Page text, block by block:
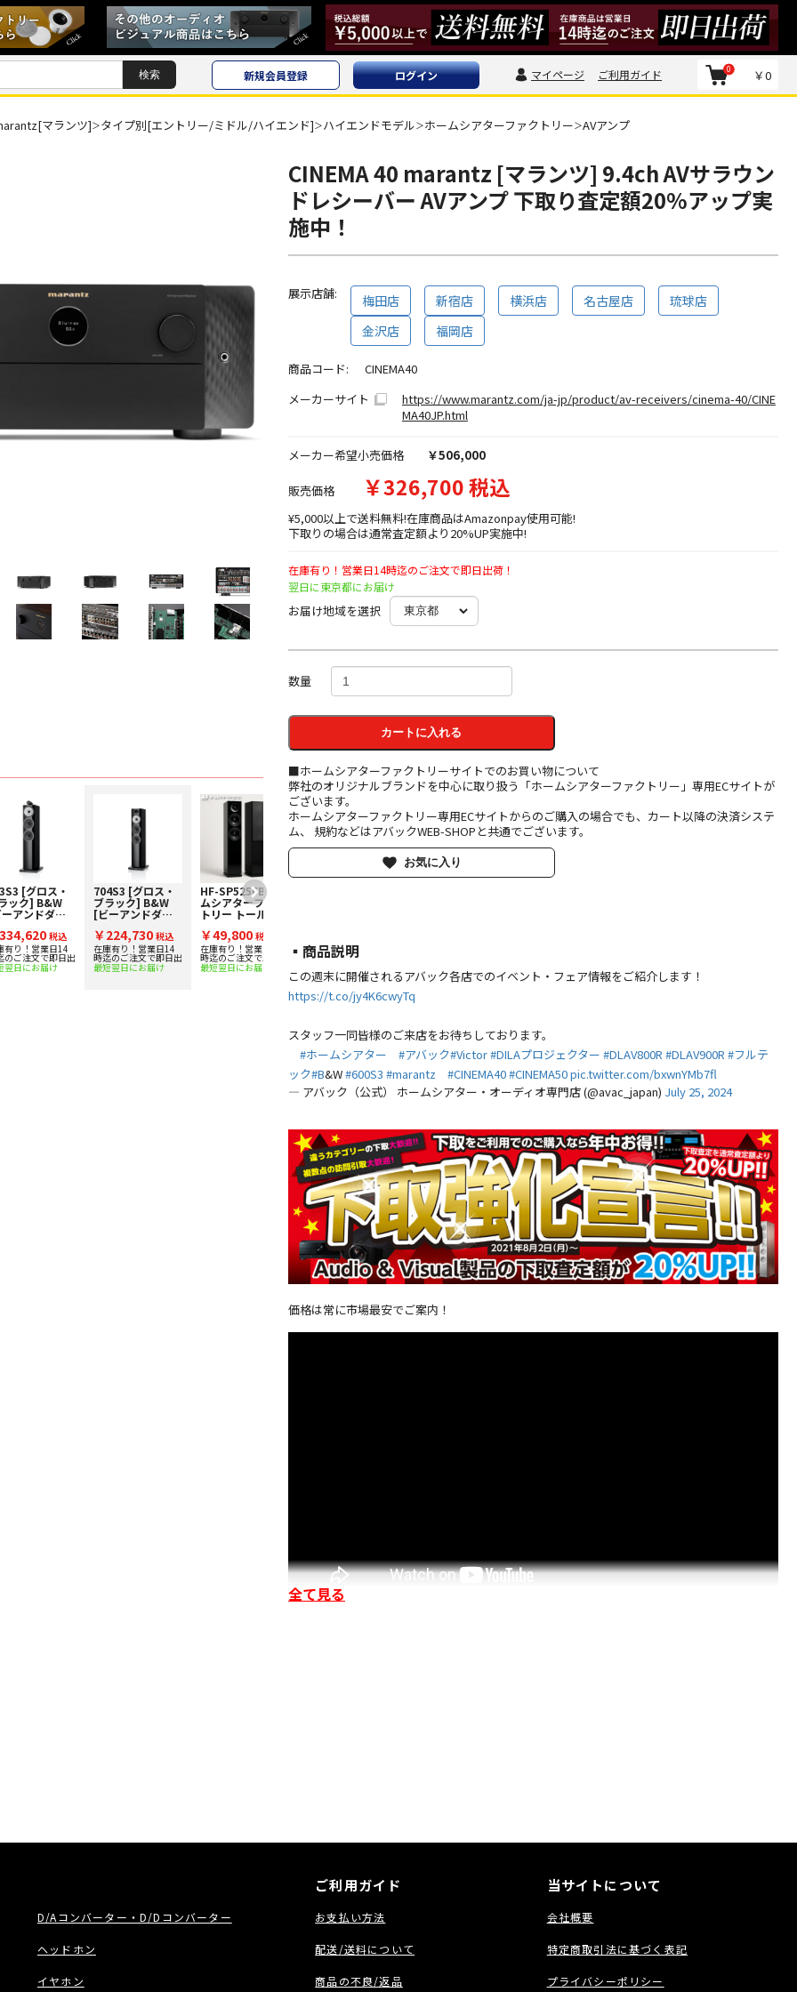
新規会員登録 ログイン マイページ ご利用ガイド ￥0
0
マランツ]＞タイプ別[エントリー/ミドル/ハイエンド]＞ハイエンドモデル＞ホームシアターファクトリー＞AVアンプ
[グロス・
ック] B&W
アンドダブ
ピーカー [1
下取り査定額
アップ実施
税込
有り！営業日14
のご注文で即日出
翌日にお届け
704S3 [グロス・
ブラック] B&W
[ビーアンドダブ
リュ] トールボー
イスピーカー [1
台] 下取り査定額
20%アップ実施
中！
￥224,730 税込
在庫有り！営業日14
時迄のご注文で即日出
最短翌日にお届け
HF-SP525FB ホー
ムシアターファク
トリー トールボー
台] 下取り査定額
20%アップ実施
中！
￥49,800 税込
在庫有り！営業日14
時迄のご注文で即日出
最短翌日にお届け
20%アップ実施
中！
在庫有り！営業日14
時迄のご注文で即日出
最短翌日にお届け 8K60p/4K120p/48Gbps
対応光ファイバー
HDMIケーブル
最短翌日にお届け 中！
CINEMA 40 marantz [マランツ] 9.4ch AVサラウン
ドレシーバー AVアンプ 下取り査定額20%アップ実
施中！
展示店舗: 梅田店 新宿店 横浜店 名古屋店
琉球店
金沢店
福岡店
商品コード:
CINEMA40
メーカーサイト
https://www.marantz.com/ja-jp/product/av-receivers/cinema-40/CINE
MA40JP.html
メーカー希望小売価格 ￥506,000
販売価格 ￥326,700 税込
¥5,000以上で送料無料!在庫商品はAmazonpay使用可能!
下取りの場合は通常査定額より20%UP実施中!
在庫有り！営業日14時迄のご注文で即日出荷！
翌日に東京都にお届け
お届け地域を選択
数量
カートに入れる
■ホームシアターファクトリーサイトでのお買い物について
弊社のオリジナルブランドを中心に取り扱う「ホームシアターファクトリー」専用ECサイトが
ございます。
ホームシアターファクトリー専用ECサイトからのご購入の場合でも、カート以降の決済システ
ム、 規約などはアバックWEB-SHOPと共通でございます。
お気に入り
▪︎商品説明
この週末に開催されるアバック各店でのイベント・フェア情報をご紹介します！
https://t.co/jy4K6cwyTq
スタッフ一同皆様のご来店をお待ちしております。
#ホームシアター
#アバック#Victor#DILAプロジェクター #DLAV800R #DLAV900R #フルテ
ック#B&W#600S3 #marantz #CINEMA40#CINEMA50pic.twitter.com/bxwnYMb7fl
— アバック（公式） ホームシアター・オーディオ専門店 (@avac_japan) July 25, 2024
価格は常に市場最安でご案内！
・ USB（フロント）× 1
・ セットアップマイク入力× 1
・ Bluetooth/Wi-Fi アンテナ入力× 2
・ FM アンテナ入力× 1
・ AM アンテナ入力× 1
・ RS-232C× 1
・ DC トリガー出力× 3
・ フラッシャー入力× 1
全て見る
D/Aコンバーター・D/Dコンバーター
ヘッドホン
イヤホン
ご利用ガイド
お支払い方法
配送/送料について
商品の不良/返品
当サイトについて
会社概要
特定商取引法に基づく表記
プライバシーポリシー